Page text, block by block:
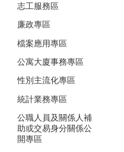
志工服務區
廉政專區
檔案應用專區
公寓大廈事務專區
性別主流化專區
統計業務專區
公職人員及關係人補
助或交易身分關係公
開專區